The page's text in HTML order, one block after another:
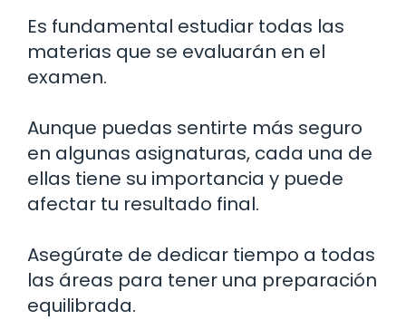
Es fundamental estudiar todas las
materias que se evaluarán en el
examen.
Aunque puedas sentirte más seguro
en algunas asignaturas, cada una de
ellas tiene su importancia y puede
afectar tu resultado final.
Asegúrate de dedicar tiempo a todas
las áreas para tener una preparación
equilibrada.